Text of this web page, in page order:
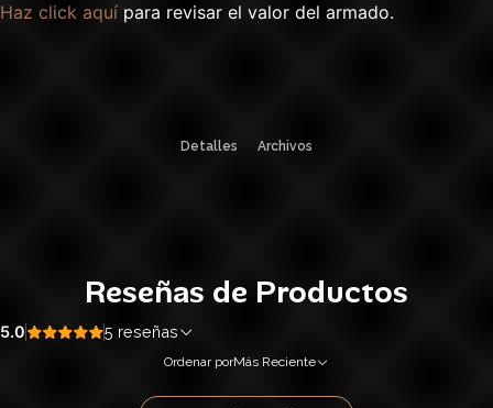
Haz click aquí para revisar el valor del armado.
Detalles Archivos
Reseñas de Productos
5.0 5 reseñas
Ordenar porMás Reciente